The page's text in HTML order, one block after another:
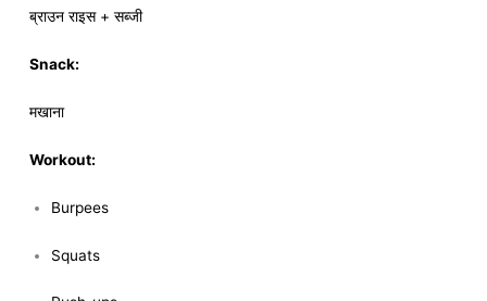
ब्राउन राइस + सब्जी
Snack:
मखाना
Workout:
Burpees
Squats